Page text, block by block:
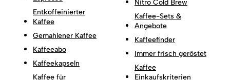
Entkoffeinierter
Kaffee
Gemahlener Kaffee
Kaffeeabo
Kaffeekapseln
Kaffee für
Nitro Cold Brew
Kaffee-Sets &
Angebote
Kaffeefinder
Immer frisch geröstet
Kaffee
Einkaufskriterien